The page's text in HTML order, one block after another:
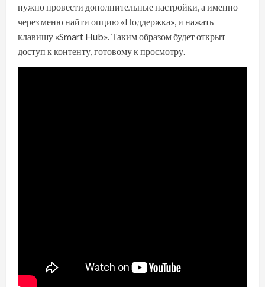
нужно провести дополнительные настройки, а именно
через меню найти опцию «Поддержка», и нажать
клавишу «Smart Hub». Таким образом будет открыт
доступ к контенту, готовому к просмотру.